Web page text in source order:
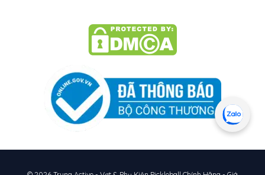
cầm dài 5.375in cung cấp đủ không
gian cho cú đánh two-handed
backhand mạnh mẽ và ổn định.